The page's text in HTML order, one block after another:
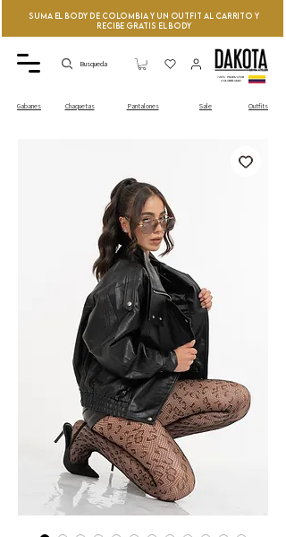
Busqueda
100% PRODUCTOS
COLOMBIANO
Gabanes Chaquetas Pantalones Sale Outfits
Suma el Body de Colombia y un Outfit al Carrito y
recibe GRATIS el Body